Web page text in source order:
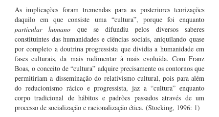
As implicações foram tremendas para as posteriores teorizações
daquilo em que consiste uma “cultura”, porque foi enquanto
particular humano que se difundiu pelos diversos saberes
constituintes das humanidades e ciências sociais, aniquilando quase
por completo a doutrina progressista que dividia a humanidade em
fases culturais, da mais rudimentar à mais evoluída. Com Franz
Boas, o conceito de “cultura” adquire precisamente os contornos que
permitiriam a disseminação do relativismo cultural, pois para além
do reducionismo rácico e progressista, jaz a “cultura” enquanto
corpo tradicional de hábitos e padrões passados através de um
processo de socialização e racionalização ética. (Stocking, 1996: 1)